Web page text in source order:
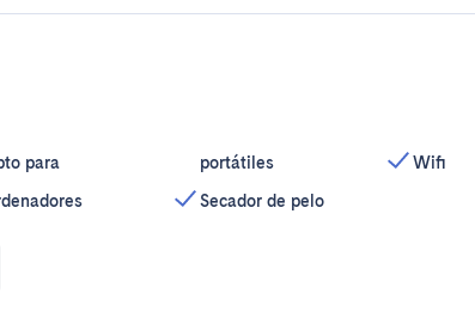
para
portátiles
Secador de pelo
Wifi